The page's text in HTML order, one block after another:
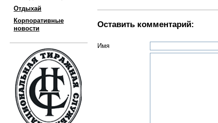
Отдыхай
Корпоративные
новости
Оставить комментарий:
Имя